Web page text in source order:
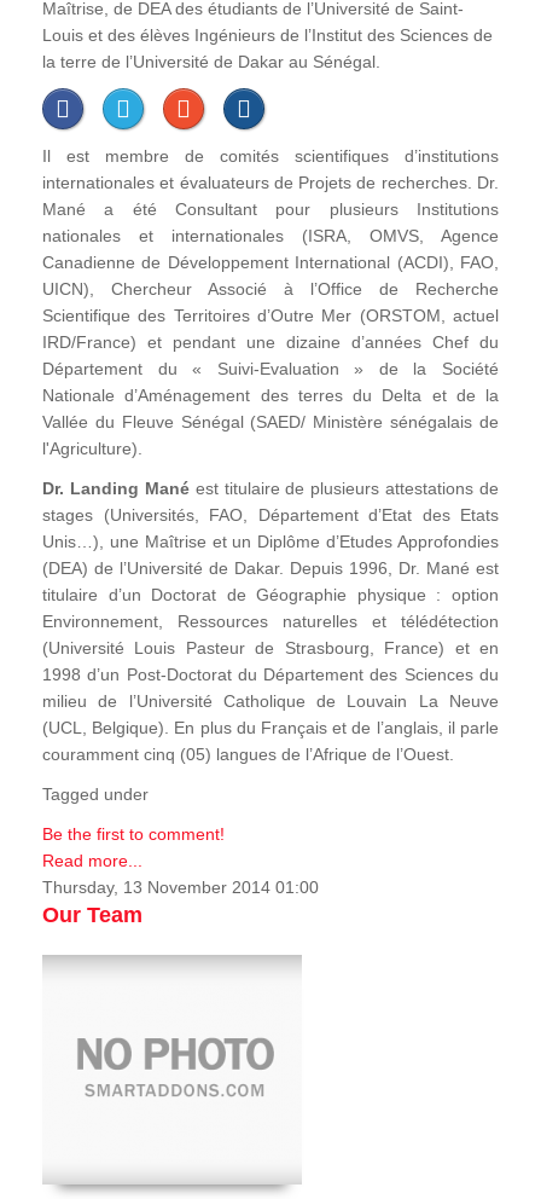
Maîtrise, de DEA des étudiants de l’Université de Saint-
Louis et des élèves Ingénieurs de l’Institut des Sciences de
la terre de l’Université de Dakar au Sénégal.
Il est membre de comités scientifiques d’institutions
internationales et évaluateurs de Projets de recherches. Dr.
Mané a été Consultant pour plusieurs Institutions
nationales et internationales (ISRA, OMVS, Agence
Canadienne de Développement International (ACDI), FAO,
UICN), Chercheur Associé à l’Office de Recherche
Scientifique des Territoires d’Outre Mer (ORSTOM, actuel
IRD/France) et pendant une dizaine d’années Chef du
Département du « Suivi-Evaluation » de la Société
Nationale d’Aménagement des terres du Delta et de la
Vallée du Fleuve Sénégal (SAED/ Ministère sénégalais de
l'Agriculture).
Dr. Landing Manéest titulaire de plusieurs attestations de
stages (Universités, FAO, Département d’Etat des Etats
Unis…), une Maîtrise et un Diplôme d’Etudes Approfondies
(DEA) de l’Université de Dakar. Depuis 1996, Dr. Mané est
titulaire d’un Doctorat de Géographie physique : option
Environnement, Ressources naturelles et télédétection
(Université Louis Pasteur de Strasbourg, France) et en
1998 d’un Post-Doctorat du Département des Sciences du
milieu de l’Université Catholique de Louvain La Neuve
(UCL, Belgique). En plus du Français et de l’anglais, il parle
couramment cinq (05) langues de l’Afrique de l’Ouest.
Tagged under
Be the first to comment!
Read more...
Thursday, 13 November 2014 01:00
Our Team